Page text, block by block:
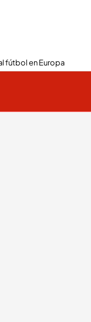
fútbol en Europa